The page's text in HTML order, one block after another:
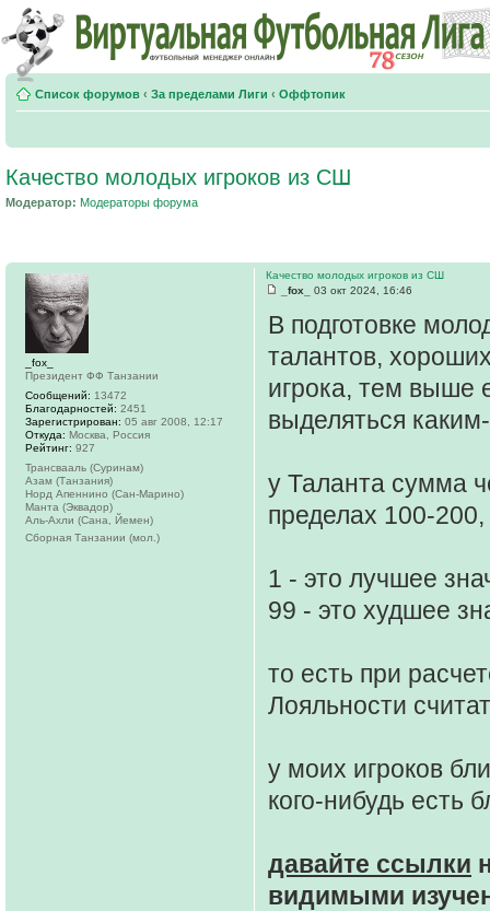
Список форумов ‹ За пределами Лиги ‹ Оффтопик
Качество молодых игроков из СШ
Модератор: Модераторы форума
Качество молодых игроков из СШ
_fox_
03 окт 2024, 16:46
В подготовке
талантов,
игрока, тем выше
выделяться
у Таланта сумма
пределах 100-200,
1 - это лучшее
99 - это худшее
то есть при
Лояльности
у моих игроков
кого-нибудь есть
давайте ссылки
видимыми
_fox_
Президент ФФ Танзании
Сообщений: 13472
Благодарностей: 2451
Зарегистрирован: 05 авг 2008, 12:17
Откуда: Москва, Россия
Рейтинг: 927
Трансвааль (Суринам)
Азам (Танзания)
Норд Апеннино (Сан-Марино)
Манта (Эквадор)
Аль-Ахли (Сана, Йемен)
Сборная Танзании (мол.)